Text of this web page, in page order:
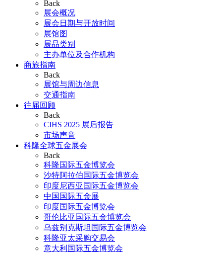
Back
展会概况
展会日期与开放时间
展馆图
展品类别
主办单位及合作机构
商旅指南
Back
展馆与周边信息
交通指南
往届回顾
Back
CIHS 2025 展后报告
市场声音
科隆全球五金展会
Back
科隆国际五金博览会
沙特阿拉伯国际五金博览会
印度尼西亚国际五金博览会
中国国际五金展
印度国际五金博览会
哥伦比亚国际五金博览会
乌兹别克斯坦国际五金博览会
科隆亚太采购交易会
意大利国际五金博览会